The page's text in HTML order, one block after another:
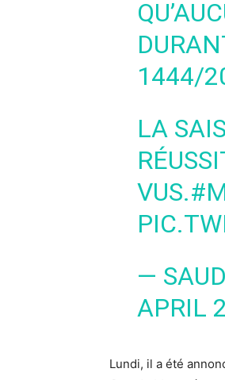
1444/
LA
VUS.
—
APRIL
Lundi, il a été